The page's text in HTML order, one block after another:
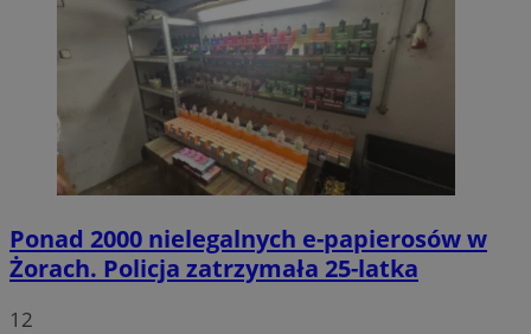
Ponad 2000 nielegalnych e-papierosów w
Żorach. Policja zatrzymała 25-latka
12